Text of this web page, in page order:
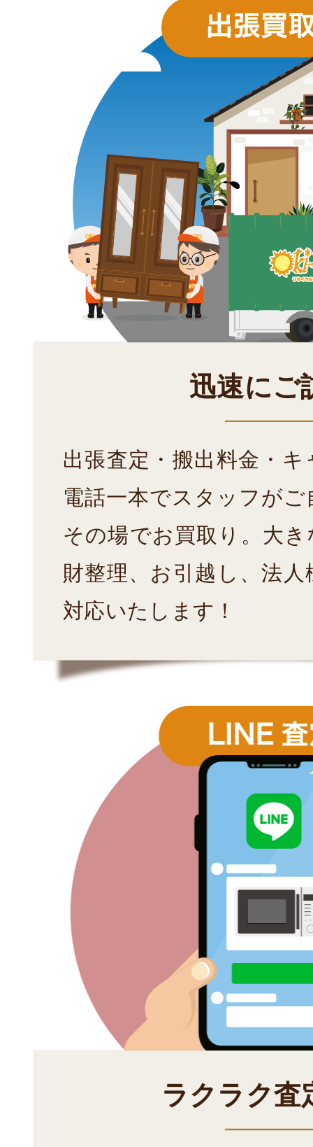
迅速にご
出張査定・搬出料金・
電話一本でスタッフが
その場でお買取り。大
財整理、お引越し、法
対応いたします！
ラクラク査